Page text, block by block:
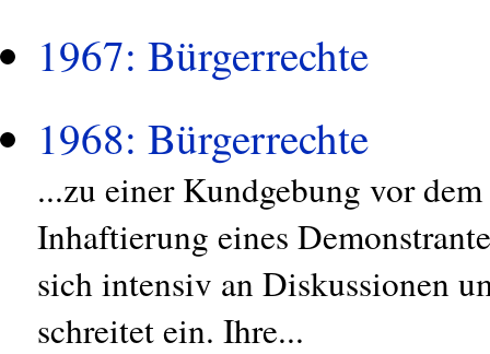
1967: Bürgerrechte
1968: Bürgerrechte
...zu einer Kundgebung vor
Inhaftierung eines
sich intensiv an Diskussionen
schreitet ein. Ihre...